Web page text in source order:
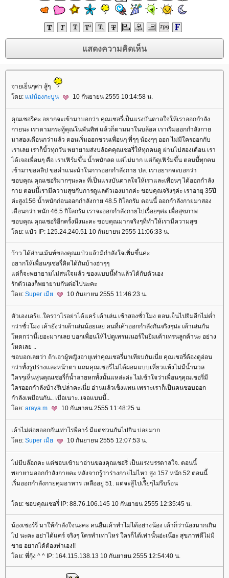
จายเย็นๆค่า สู้ๆ
ดย: ม่น้องกะบูน 10 กันยายน 2555 10:14:58 น.
คุณเชอรี่คะ อยากจะเข้ามาบอกว่า คุณเชอรี่เป็นแรงบันดาลใจให้เราออกกำลัง
กายนะ เราตามกระทู้คุณในพันทิพ แล้วก็ตามมาในบล้อค เราเริ่มออกกำลังกา
มาสองเดือนกว่าแล้ว ตอนเริ่มออกชวนเพื่อนๆ พี่ๆๆ น้องๆๆ ออก ไม่มีใครออกกับ
เราเลย เราก็บิ้วทุกวัน พยายามส่งบล้อคคุณเชอรี่ให้ทุกคนดู ผ่านไปสองเดือน เรา
ได้เจอเพื่อนๆ คือ เราเฟิร์มขึ้น น้ำหนักลด แต่ไม่มาก แต่ก้ดูเฟิร์มขึ้น ตอนนี้ทุกคน
เข้ามาขอคลิป ขอคำแนะนำในการออกกำลังกาย ปล. เราอยากจะบอกว่า
ขอบคุณ คุณเชอรี่มากๆนะคะ ที่เป็นแรงบันดาลใจให้เราและเพื่อนๆ ได้ออกกำลัง
กาย ตอนนี้เรามีความสุขกับการดูแลตัวเองมากค่ะ ขอบคุณจริงๆค่ะ เราอายุ 35ปี
ค่ะสูง156 น้ำหนักก่อนออกกำลังกาย 48.5 กิโลกรัม ตอนนี้ ออกกำลังกายมาสอง
เดือนกว่า หนัก 46.5 กิโลกรัม เราจะออกกำลังกายไปเรื่อยๆค่ะ เพื่อสุขภาพ
ขอบคุณ คุณเชอรี่อีกครั้งนึงนะคะ ขอบคุณมากจริงๆที่ทำให้เรามีความสุข
ดย: แป๋ว IP: 125.24.240.51 10 กันยายน 2555 11:06:33 น.
ว้าว ได้อ่านเม้นท์ของคุณแป๋วแล้วมีกำลังใจเพิ่มขึ้นค่ะ
อยากให้เพื่อนๆเชอรี่คิดได้กันบ้างฮ่าๆๆ
ต่ก็จะพยายามไม่สนใจแล้ว ของแบบนี้ทำแล้วได้กับตัวเอง
รักตัวเองก็พยายามกันต่อไปนะคะ
ดย: Super เมี 10 กันยายน 2555 11:46:23 น.
ตัวเองเอร้ย..ใครว่าไรอย่าได้แคร์ เค้าเล่น เช้าสองชั่วโมง ตอนเย็นไปยิมอีกไม่ต่ำ
กว่าชั่วโมง เค้ายังว่าเค้าเล่นน้อยเลย คนที่เค้าออกกำลังกันจริงๆน่ะ เค้าเล่นกัน
หดกว่านี้เยอะมากเลย บอกเพื่อนให้ไปดูเทรนเนอร์ในยิมเค้าเทรนลูกค้านะ อย่าง
หดเลย ..
ขอบอกเลยว่า ถ้าเอาผู้หญิงอายุเท่าคุณเชอรี่มาเทียบกันเนี่ย คุณเชอรี่ต้องดูอ่อน
กว่าทั้งรูปร่างและหน้าตา แถมคุณเชอรี่ไม่ได้ผอมแบบเหี่ยวแห้งไม่มีน้ำนวล
ครๆเห็นหุ่นคุณเชอรี่ก็น้ำลายหกทั้งนั้นแหล่ะค่ะ ไม่เข้าใจว่าเพื่อนๆคุณเชอรี่มี
ครออกกำลังบ้างรึเปล่่าคะเนี่ย อ่านแล้วเซ็งแทน เพราะเราก็เป็นคนชอบออก
กำลังเหมือนกัน.. เบื่อเนาะ..เจอแบบนี้..
ดย: araya.m 10 กันยายน 2555 11:48:25 น.
เค้าไม่ค่อยออกกันเท่าไรพี่อาร์ มีแต่ชวนกันไปกิน บ่อยมาก
ดย: Super เมี 10 กันยายน 2555 12:07:53 น.
ไม่มีบล๊อกคะ แต่ชอบเข้ามาอ่านของคุณเชอรี่ เป็นแรงบรรดาลใจ. ตอนนี้
พยายามออกกำลังกายคะ หลังจากรู้ว่าร่างกายไม่ไหว สูง 157 หนัก 52 ตอนนี้
เริ่มออกกำลังกายคุมอาหาร เหลืออยู่ 51. แต่จะสู้ไปเรื่ิยๆไม่รีบร้อน
ดย: ชอบคุณเชอรี่ IP: 88.76.106.145 10 กันยายน 2555 12:35:45 น.
น้องเชอร์รี่ มาให้กำลังใจนะคะ คนอื่นเค้าทำไม่ได้อย่างน้อง เค้าก็ว่าน้องมากเกิน
ไป นะคะ อย่าได้แคร์ จริงๆ ใครทำเท่าไหร่ ใครก็ได้เท่านั้นอ่ะเน๊อะ สุขภาพดีไม่มี
ขาย อยากได้ต้องทำเอง!!
ดย: พี่กุ้ง ^ ^ IP: 164.115.138.13 10 กันยายน 2555 12:54:40 น.